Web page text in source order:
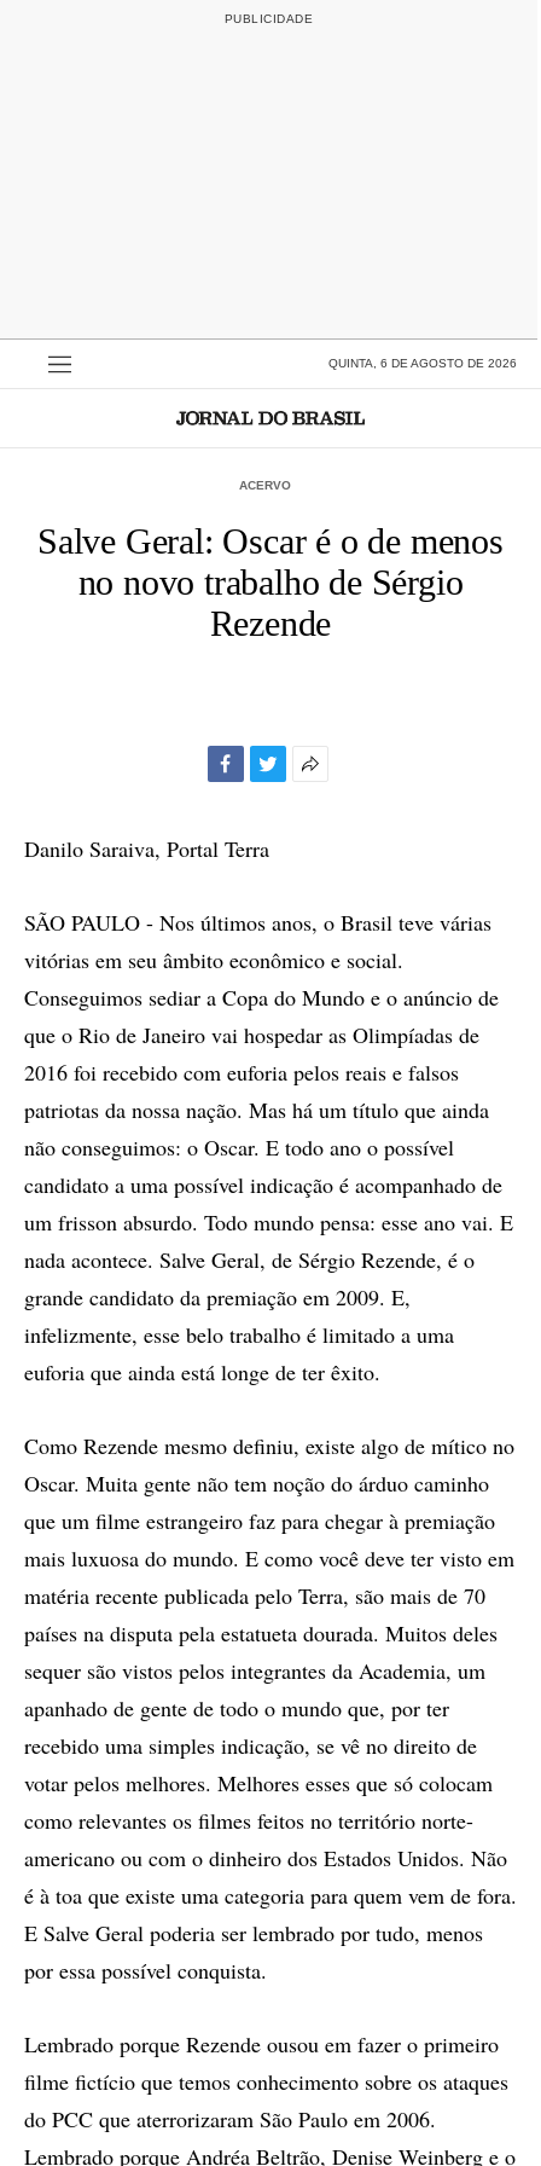
QUINTA, 6 DE AGOSTO DE 2026
ACERVO
Salve Geral: Oscar é o de menos
no novo trabalho de Sérgio
Rezende
Danilo Saraiva, Portal Terra
SÃO PAULO - Nos últimos anos, o Brasil teve várias
vitórias em seu âmbito econômico e social.
Conseguimos sediar a Copa do Mundo e o anúncio de
que o Rio de Janeiro vai hospedar as Olimpíadas de
2016 foi recebido com euforia pelos reais e falsos
patriotas da nossa nação. Mas há um título que ainda
não conseguimos: o Oscar. E todo ano o possível
candidato a uma possível indicação é acompanhado de
um frisson absurdo. Todo mundo pensa: esse ano vai. E
nada acontece. Salve Geral, de Sérgio Rezende, é o
grande candidato da premiação em 2009. E,
infelizmente, esse belo trabalho é limitado a uma
euforia que ainda está longe de ter êxito.
Como Rezende mesmo definiu, existe algo de mítico no
Oscar. Muita gente não tem noção do árduo caminho
que um filme estrangeiro faz para chegar à premiação
mais luxuosa do mundo. E como você deve ter visto em
matéria recente publicada pelo Terra, são mais de 70
países na disputa pela estatueta dourada. Muitos deles
sequer são vistos pelos integrantes da Academia, um
apanhado de gente de todo o mundo que, por ter
recebido uma simples indicação, se vê no direito de
votar pelos melhores. Melhores esses que só colocam
como relevantes os filmes feitos no território norte-
americano ou com o dinheiro dos Estados Unidos. Não
é à toa que existe uma categoria para quem vem de fora.
E Salve Geral poderia ser lembrado por tudo, menos
por essa possível conquista.
Lembrado porque Rezende ousou em fazer o primeiro
filme fictício que temos conhecimento sobre os ataques
do PCC que aterrorizaram São Paulo em 2006.
Lembrado porque Andréa Beltrão, Denise Weinberg e o